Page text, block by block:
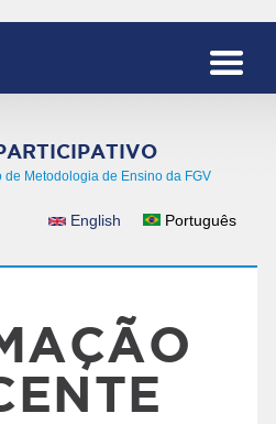
Metodologia de Ensino da FGV
IDIOMAS
English Português